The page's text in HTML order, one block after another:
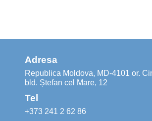
Adresa
Republica Moldova, MD-4101 or.
bld. Ștefan cel Mare, 12
Tel
+373 241 2 62 86